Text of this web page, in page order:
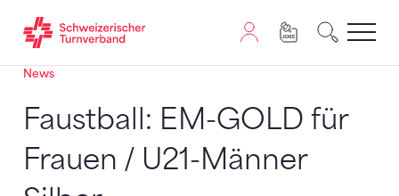
Zum Inhalt springen
Zur Sitemap navigieren
Zum Navigieren dieser Seite wird JavaScript benötigt.
News
Faustball: EM-GOLD für
Frauen / U21-Männer